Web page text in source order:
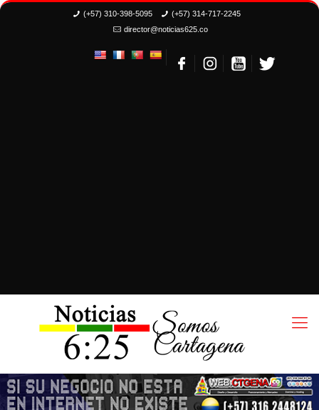
(+57) 310-398-5095
(+57) 314-717-2245
director@noticias625.co